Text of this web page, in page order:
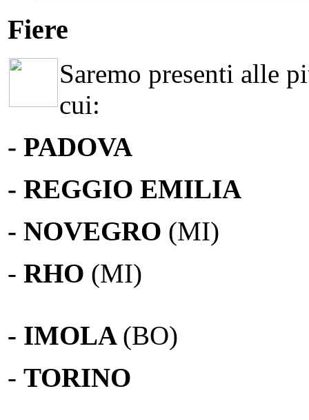
Fiere
Saremo presenti alle
cui:
- PADOVA
- REGGIO EMILIA
- NOVEGRO (MI)
- RHO (MI)
- IMOLA (BO)
- TORINO